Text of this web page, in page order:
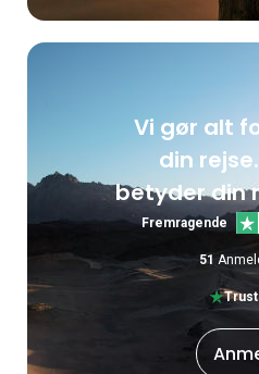
Vi gør alt
din
betyder din
Fremragende
51